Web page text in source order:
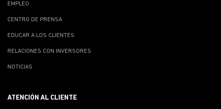
EMPLEO
CENTRO DE PRENSA
EDUCAR A LOS CLIENTES
RELACIONES CON INVERSORES
NOTICIAS
ATENCIÓN AL CLIENTE